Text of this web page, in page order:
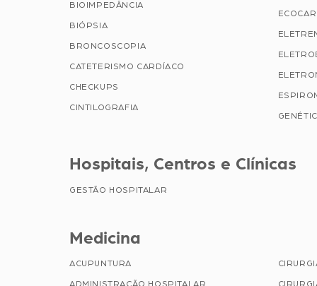
BIOIMPEDÂNCIA
BIÓPSIA
BRONCOSCOPIA
CATETERISMO CARDÍACO
CHECKUPS
CINTILOGRAFIA
Hospitais, Centros e Clínicas
GESTÃO HOSPITALAR
Medicina
ACUPUNTURA
ADMINISTRAÇÃO HOSPITALAR